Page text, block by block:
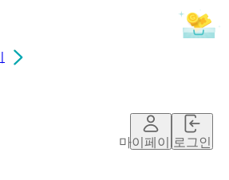
마이페이지로그인